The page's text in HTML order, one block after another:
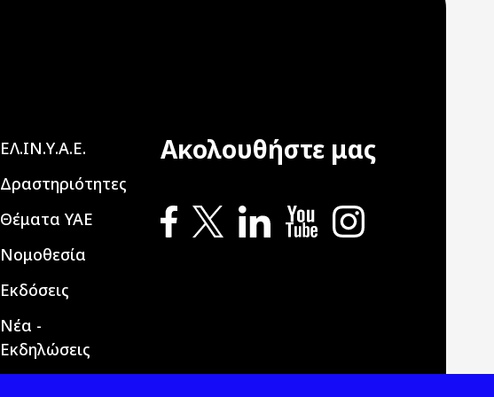
Main navigation
ΕΛ.ΙΝ.Υ.Α.Ε.
Δραστηριότητες
Θέματα ΥΑΕ
Νομοθεσία
Εκδόσεις
Νέα -
Εκδηλώσεις
Ακολουθήστε μας